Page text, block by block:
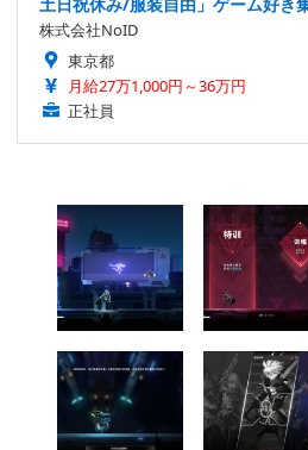
土日祝休み/服装自由」ゲーム好き
株式会社NoID
東京都
月給27万1,000円～36万円
正社員